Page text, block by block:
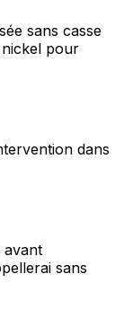
sans casse
pour
dans
avant
sans